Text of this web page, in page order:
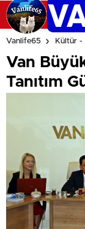
Vanlife65 Kültür -
Van
Tanıtım